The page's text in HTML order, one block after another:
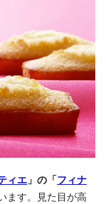
ィエ 」の「 フィナ
ます。見た目が高